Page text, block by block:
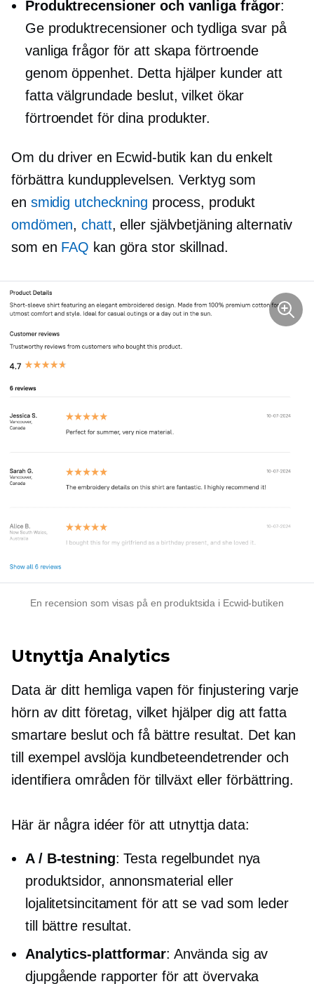
Produktrecensioner och vanliga frågor:
Ge produktrecensioner och tydliga svar på
vanliga frågor för att skapa förtroende
genom öppenhet. Detta hjälper kunder att
fatta välgrundade beslut, vilket ökar
förtroendet för dina produkter.
Om du driver en Ecwid-butik kan du enkelt
förbättra kundupplevelsen. Verktyg som
en smidig utcheckning process, produkt
omdömen,chatt, eller självbetjäning alternativ
som en FAQ kan göra stor skillnad.
En recension som visas på en produktsida i Ecwid-butiken
Utnyttja Analytics
Data är ditt hemliga vapen för finjustering varje
hörn av ditt företag, vilket hjälper dig att fatta
smartare beslut och få bättre resultat. Det kan
till exempel avslöja kundbeteendetrender och
identifiera områden för tillväxt eller förbättring.
Här är några idéer för att utnyttja data:
A / B-testning: Testa regelbundet nya
produktsidor, annonsmaterial eller
lojalitetsincitament för att se vad som leder
till bättre resultat.
Analytics-plattformar: Använda sig av
djupgående rapporter för att övervaka